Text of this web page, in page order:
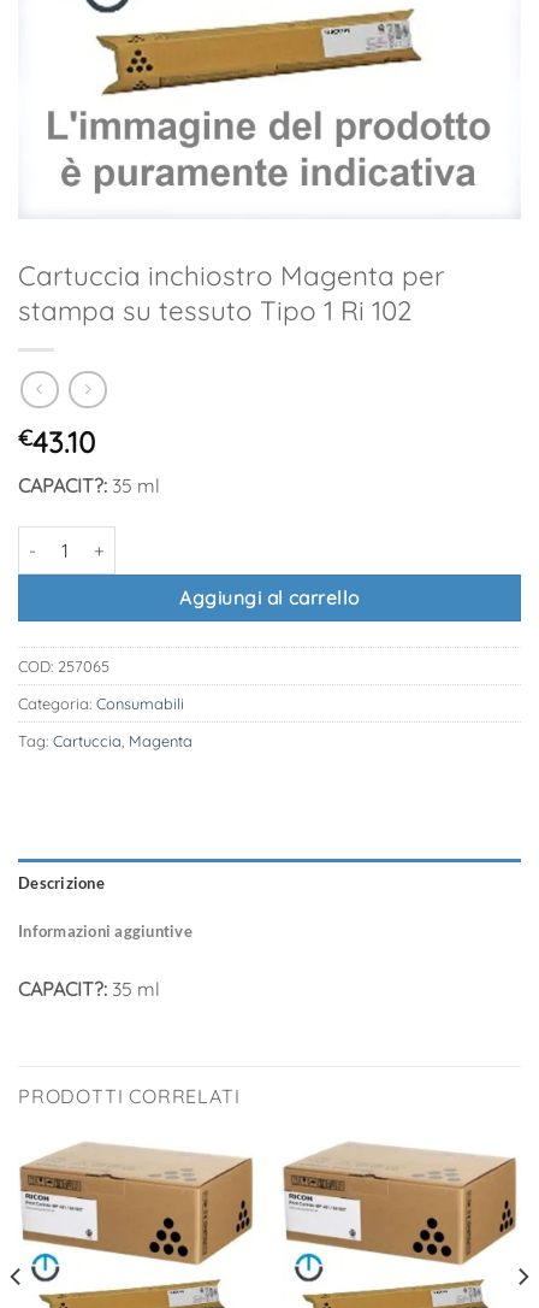
Cartuccia inchiostro Magenta per
stampa su tessuto Tipo 1 Ri 102
€43.10
CAPACIT?: 35 ml
Cartuccia inchiostro Magenta per stampa su tessuto Tipo 1 Ri
Aggiungi al carrello
COD: 257065
Categoria: Consumabili
Tag: Cartuccia Magenta
Descrizione
Informazioni aggiuntive
CAPACIT?: 35 ml
PRODOTTI CORRELATI